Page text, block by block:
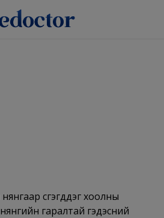
үүсгэгддэг хоолны
гаралтай гэдэсний